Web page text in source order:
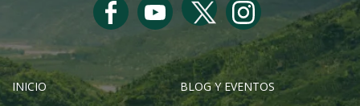
INICIO BLOG Y EVENTOS